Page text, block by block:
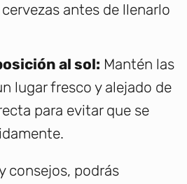
antes de llenarlo
al sol: Mantén las
lugar fresco y alejado de
para evitar que se
consejos, podrás